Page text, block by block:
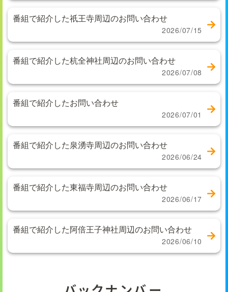
番組で紹介した祇王寺周辺のお問い合わせ
2026/07/15
番組で紹介した杭全神社周辺のお問い合わせ
2026/07/08
番組で紹介したお問い合わせ
2026/07/01
番組で紹介した泉湧寺周辺のお問い合わせ
2026/06/24
番組で紹介した東福寺周辺のお問い合わせ
2026/06/17
番組で紹介した阿倍王子神社周辺のお問い合わせ
2026/06/10